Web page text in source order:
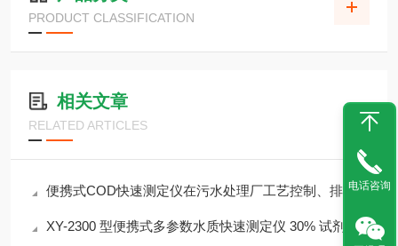
PRODUCT CLASSIFICATION
相关文章
RELATED ARTICLES
便携式COD快速测定仪在污水处理厂工艺控制、排污口监测中的应用
XY-2300 型便携式多参数水质快速测定仪 30% 试剂节省 检测成本降
电话咨询